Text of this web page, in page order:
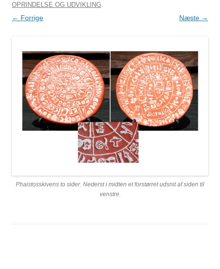
OPRINDELSE OG UDVIKLING
← Forrige Næste →
Phaistosskivens to sider. Nederst i midten et forstørret udsnit af siden til
venstre.